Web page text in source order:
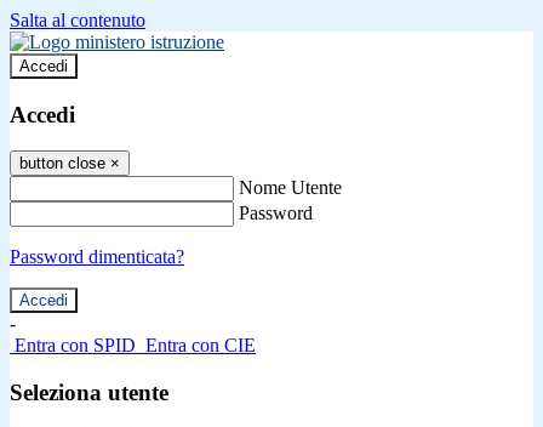
Salta al contenuto
Accedi
Accedi
button close ×
Nome Utente
Password
Password dimenticata?
-
Entra con SPID Entra con CIE
Seleziona utente